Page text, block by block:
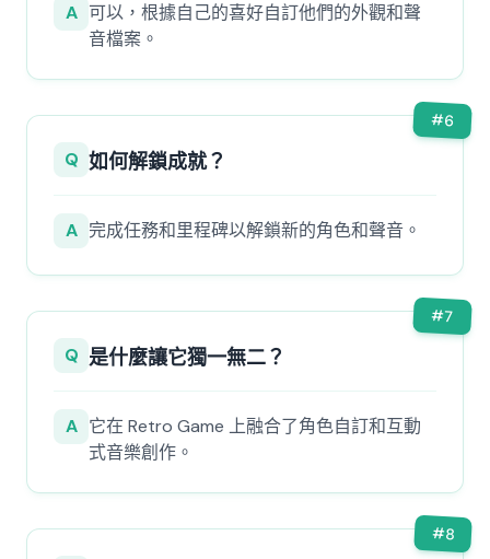
A 可以，根據自己的喜好自訂他們的外觀和聲
音檔案。
#6
Q 如何解鎖成就？
A 完成任務和里程碑以解鎖新的角色和聲音。
#7
Q 是什麼讓它獨一無二？
A 它在 Retro Game 上融合了角色自訂和互動
式音樂創作。
#8